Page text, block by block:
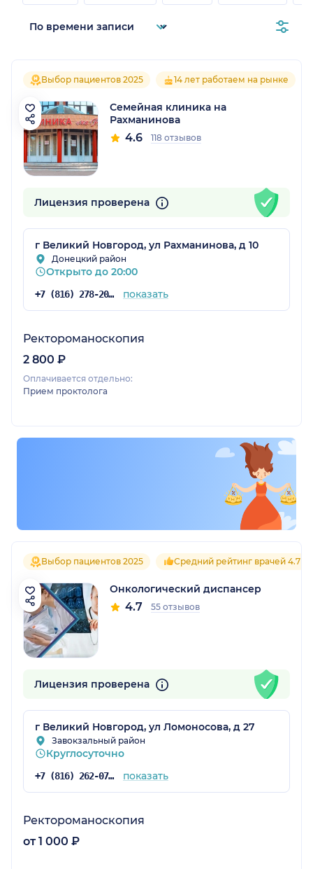
Выбор пациентов 2025 14 лет работаем на рынке
Семейная клиника на
Рахманинова
4.6 118 отзывов
Лицензия проверена
г Великий Новгород, ул Рахманинова, д 10
Донецкий район
Открыто до 20:00
+7 (816) 278-20-20 показать
Ректороманоскопия
2 800 ₽
Оплачивается отдельно:
Прием проктолога
Выбор пациентов 2025 Средний рейтинг врачей 4.7
Онкологический диспансер
4.7 55 отзывов
Лицензия проверена
г Великий Новгород, ул Ломоносова, д 27
Завокзальный район
Круглосуточно
+7 (816) 262-07-82 показать
Ректороманоскопия
от 1 000 ₽